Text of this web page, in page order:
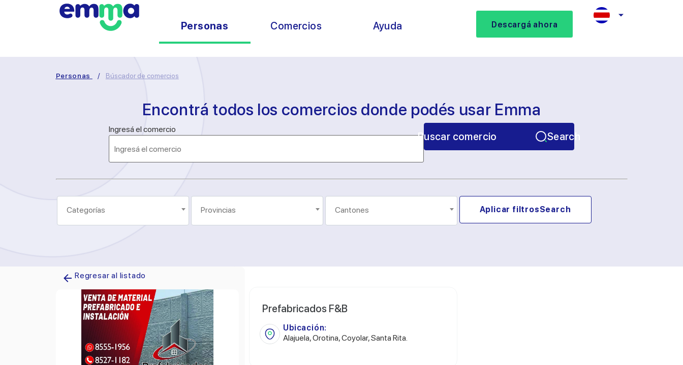
Personas Comercios Ayuda Descargá ahora
Personas / Búscador de comercios
Encontrá todos los comercios donde podés usar Emma
Ingresá el comercio
Buscar comercio Search
Aplicar filtrosSearch
Regresar al listado
Prefabricados F&B
Ubicación:
Alajuela, Orotina, Coyolar, Santa Rita.